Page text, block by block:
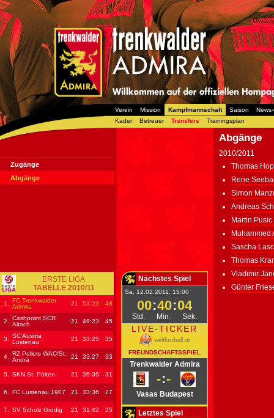
Verein Mission Kampfmannschaft Saison
Kader
Betreuer Transfers Trainingsplan
Abgänge
2010/2011
Thomas
Rene
Simon
Andreas
Martin Pusic
Muhammed
Sascha
Thomas
Vladimir
Günter
Zugänge
Abgänge
ERSTE LIGA
TABELLE 2010/11
1.
FC Trenkwalder
Admira
21 53:23 48
2.
Cashpoint SCR
Altach
21 49:23 45
3.
SC Austria
Lustenau
21 33:25 35
4.
RZ Pellets WAC/St.
Andrä
21 33:27 33
5. SKN St. Pölten 21 36:36 31
6. FC Lustenau 1907 21 33:36 27
7. SV Scholz Grödig 21 31:42 25
Nächstes Spiel
Sa, 12.02.2011, 15:00
00:40:04
Std. Min. Sek.
LIVE-TICKER
FREUNDSCHAFTSSPIEL
Trenkwalder Admira
-:-
Vasas Budapest
Letztes Spiel